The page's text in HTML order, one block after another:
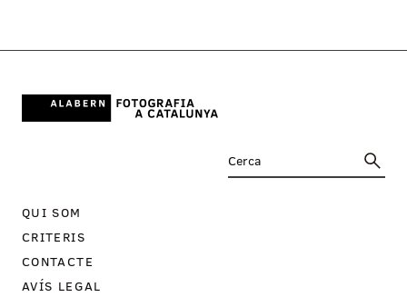
QUI SOM
CRITERIS
CONTACTE
AVÍS LEGAL